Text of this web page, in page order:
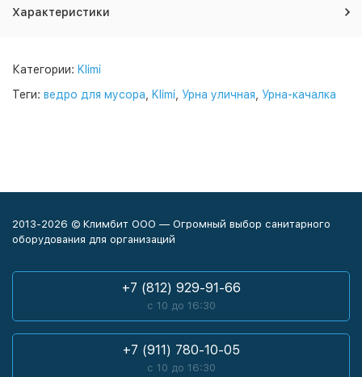
Характеристики
Категории: Klimi
Теги: ведро для мусора Klimi Урна уличная Урна-качалка
2013-2026 © Климбит ООО — Огромный выбор санитарного
оборудования для организаций
+7 (812) 929-91-66
с 10 до 16:30
+7 (911) 780-10-05
с 10 до 16:30